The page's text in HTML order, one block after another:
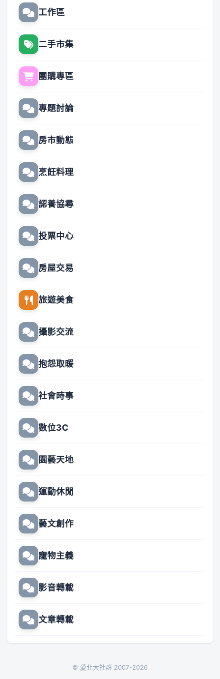
工作區
二手市集
團購專區
專題討論
房市動態
烹飪料理
認養協尋
投票中心
房屋交易
旅遊美食
攝影交流
抱怨取暖
社會時事
數位3C
園藝天地
運動休閒
藝文創作
寵物主義
影音轉載
文章轉載
© 愛北大社群 2007-2026